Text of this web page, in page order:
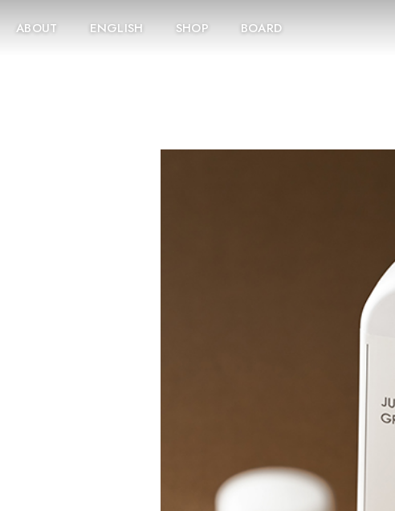
ABOUT ENGLISH SHOP BOARD